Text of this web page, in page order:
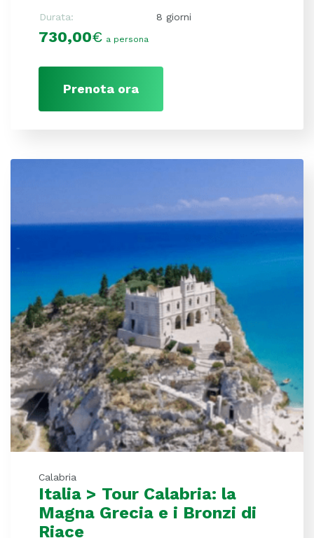
Durata: 8 giorni
730,00€ a persona
Prenota ora
Calabria
Italia > Tour Calabria: la
Magna Grecia e i Bronzi di
Riace